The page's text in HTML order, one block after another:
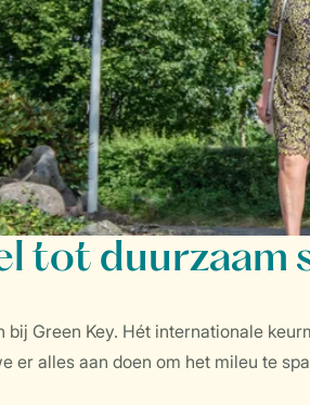
tot duurzaam
bij Green Key. Hét internationale
er alles aan doen om het mileu te